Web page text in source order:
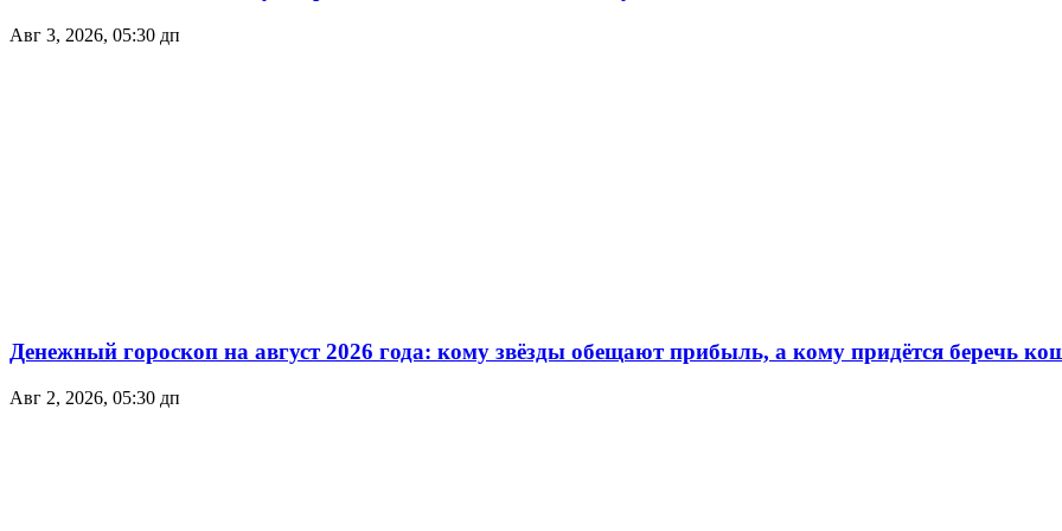
Авг 3, 2026, 05:30 дп
Денежный гороскоп на август 2026 года: кому звёзды обещают прибыль, а кому придётся беречь
Авг 2, 2026, 05:30 дп